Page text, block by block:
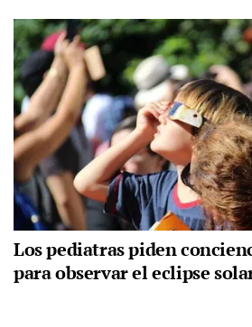
Los pediatras piden
para observar el eclipse